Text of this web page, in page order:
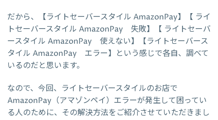
だから、【ライトセーバースタイル AmazonPay】【 ライ
トセーバースタイル AmazonPay 失敗】【 ライトセーバ
ースタイル AmazonPay 使えない】【ライトセーバース
タイル AmazonPay エラー】という感じで各自、調べて
いるのだと思います。
なので、今回、ライトセーバースタイルのお店で
AmazonPay（アマゾンペイ）エラーが発生して困ってい
る人のために、その解決方法をご紹介させていただきまし